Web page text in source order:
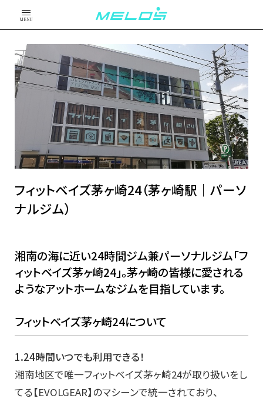
MENU
フィットベイズ茅ヶ崎24（茅ヶ崎駅｜パーソ
ナルジム）
湘南の海に近い24時間ジム兼パーソナルジム「フ
ィットベイズ茅ヶ崎24」。茅ヶ崎の皆様に愛される
ようなアットホームなジムを目指しています。
フィットベイズ茅ヶ崎24について
1.24時間いつでも利用できる！
湘南地区で唯一フィットベイズ茅ヶ崎24が取り扱いをし
てる【EVOLGEAR】のマシーンで統一されており、